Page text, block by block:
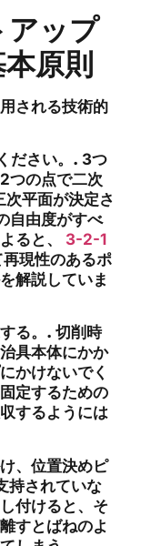
アップ
原則
される技術的
ださい。. 3つ
つの点で二次
平面が決定さ
自由度がすべ
ると、
3-2-1
現性のあるポ
解説していま
る。. 切削時
具本体にかか
かけないでく
定するための
するようには
、位置決めピ
持されていな
付けると、そ
すとばねのよ